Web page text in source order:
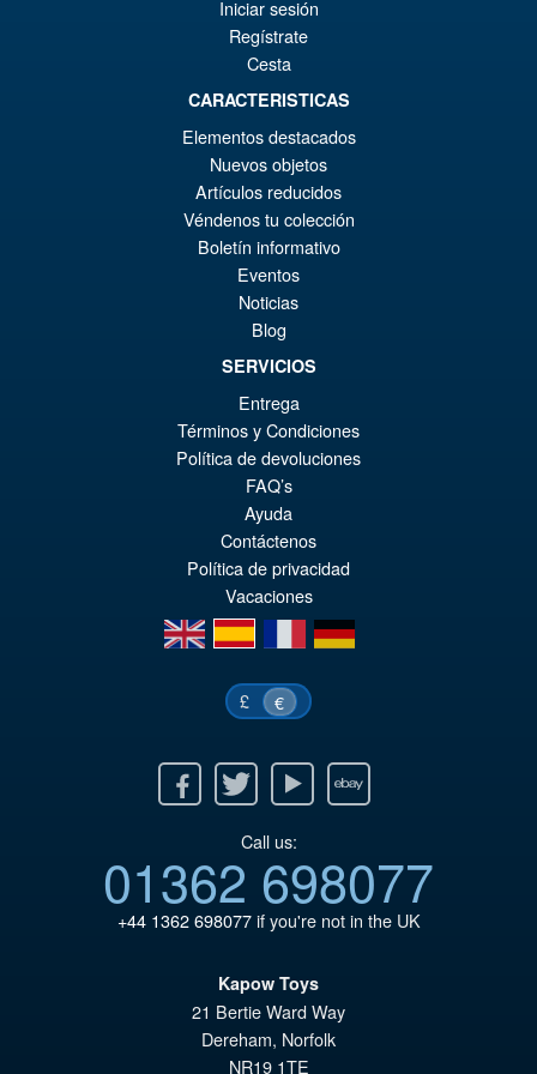
Biollante Movie Graphic Plus (
1989 )
AÑADIR AL CARRITO
Bandai Spirits S.H.Figuarts
Dragon Ball Super: Broly -
Super- Action Figure
PRE ORDENA
Iniciar sesión
Regístrate
Cesta
CARACTERISTICAS
Elementos destacados
Nuevos objetos
Artículos reducidos
Véndenos tu colección
Boletín informativo
Eventos
Noticias
Blog
SERVICIOS
Entrega
Términos y Condiciones
Política de devoluciones
FAQ’s
Ayuda
Contáctenos
Política de privacidad
Vacaciones
en
es fr de
£ €
Twitter Youtube Ebay
Call us:
01362 698077
+44 1362 698077if you're not in the UK
Kapow Toys
21 Bertie Ward Way
Dereham, Norfolk
NR19 1TE